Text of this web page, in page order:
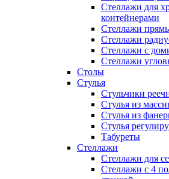
Стеллажи для
контейнерами
Стеллажи
Стеллажи
Стеллажи с
Стеллажи
Столы
Стулья
Стульчики
Стулья из
Стулья из
Стулья
Табуреты
Стеллажи
Стеллажи для
Стеллажи с 4